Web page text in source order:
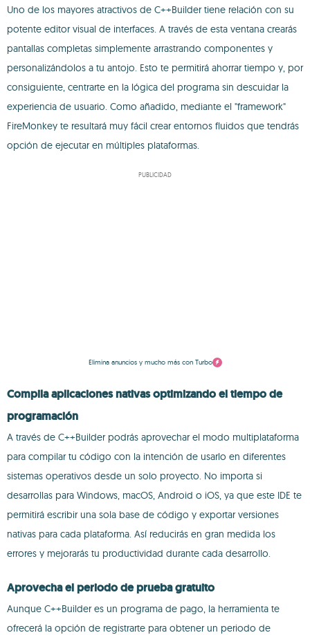
Uno de los mayores atractivos de C++Builder tiene relación con su
potente editor visual de interfaces. A través de esta ventana crearás
pantallas completas simplemente arrastrando componentes y
personalizándolos a tu antojo. Esto te permitirá ahorrar tiempo y, por
consiguiente, centrarte en la lógica del programa sin descuidar la
experiencia de usuario. Como añadido, mediante el "framework"
FireMonkey te resultará muy fácil crear entornos fluidos que tendrás
opción de ejecutar en múltiples plataformas.
PUBLICIDAD
Elimina anuncios y mucho más con Turbo
Compila aplicaciones nativas optimizando el tiempo de
programación
A través de C++Builder podrás aprovechar el modo multiplataforma
para compilar tu código con la intención de usarlo en diferentes
sistemas operativos desde un solo proyecto. No importa si
desarrollas para Windows, macOS, Android o iOS, ya que este IDE te
permitirá escribir una sola base de código y exportar versiones
nativas para cada plataforma. Así reducirás en gran medida los
errores y mejorarás tu productividad durante cada desarrollo.
Aprovecha el periodo de prueba gratuito
Aunque C++Builder es un programa de pago, la herramienta te
ofrecerá la opción de registrarte para obtener un periodo de